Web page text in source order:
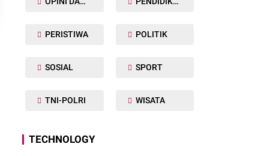
PERISTIWA POLITIK
SOSIAL SPORT
TNI-POLRI WISATA
TECHNOLOGY